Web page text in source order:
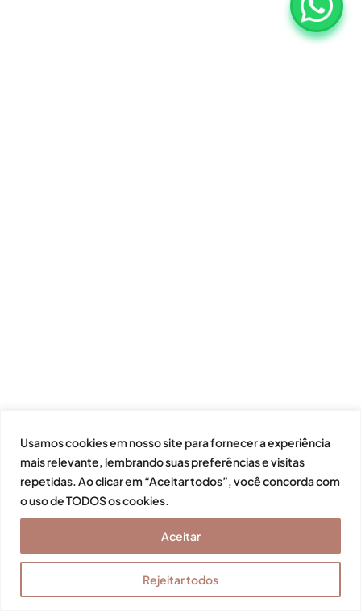
Usamos cookies em nosso site para fornecer a experiência
mais relevante, lembrando suas preferências e visitas
repetidas. Ao clicar em “Aceitar todos”, você concorda com
o uso de TODOS os cookies.
Rejeitar todos
Aceitar